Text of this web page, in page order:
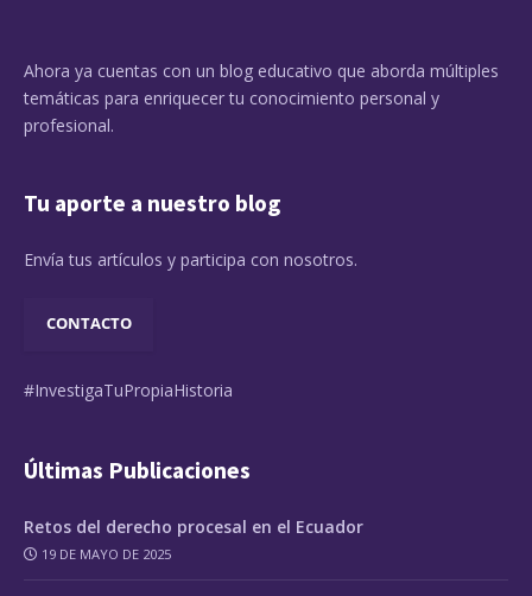
Ahora ya cuentas con un blog educativo que aborda múltiples
temáticas para enriquecer tu conocimiento personal y
profesional.
Tu aporte a nuestro blog
Envía tus artículos y participa con nosotros.
CONTACTO
#InvestigaTuPropiaHistoria
Últimas Publicaciones
Retos del derecho procesal en el Ecuador
19 DE MAYO DE 2025